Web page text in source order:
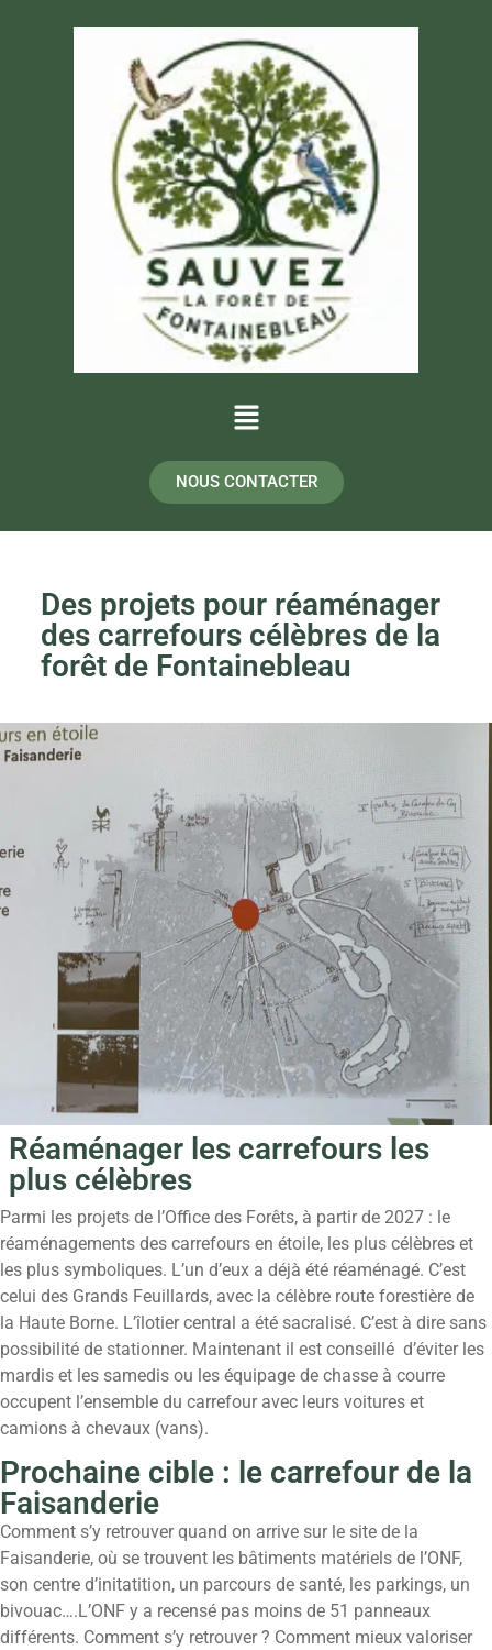
NOUS CONTACTER
Des projets pour réaménager
des carrefours célèbres de la
forêt de Fontainebleau
Réaménager les carrefours les
plus célèbres
Parmi les projets de l’Office des Forêts, à partir de 2027 : le
réaménagements des carrefours en étoile, les plus célèbres et
les plus symboliques. L’un d’eux a déjà été réaménagé. C’est
celui des Grands Feuillards, avec la célèbre route forestière de
la Haute Borne. L’îlotier central a été sacralisé. C’est à dire sans
possibilité de stationner. Maintenant il est conseillé d’éviter les
mardis et les samedis ou les équipage de chasse à courre
occupent l’ensemble du carrefour avec leurs voitures et
camions à chevaux (vans).
Prochaine cible : le carrefour de la
Faisanderie
Comment s’y retrouver quand on arrive sur le site de la
Faisanderie, où se trouvent les bâtiments matériels de l’ONF,
son centre d’initatition, un parcours de santé, les parkings, un
bivouac….L’ONF y a recensé pas moins de 51 panneaux
différents. Comment s’y retrouver ? Comment mieux valoriser